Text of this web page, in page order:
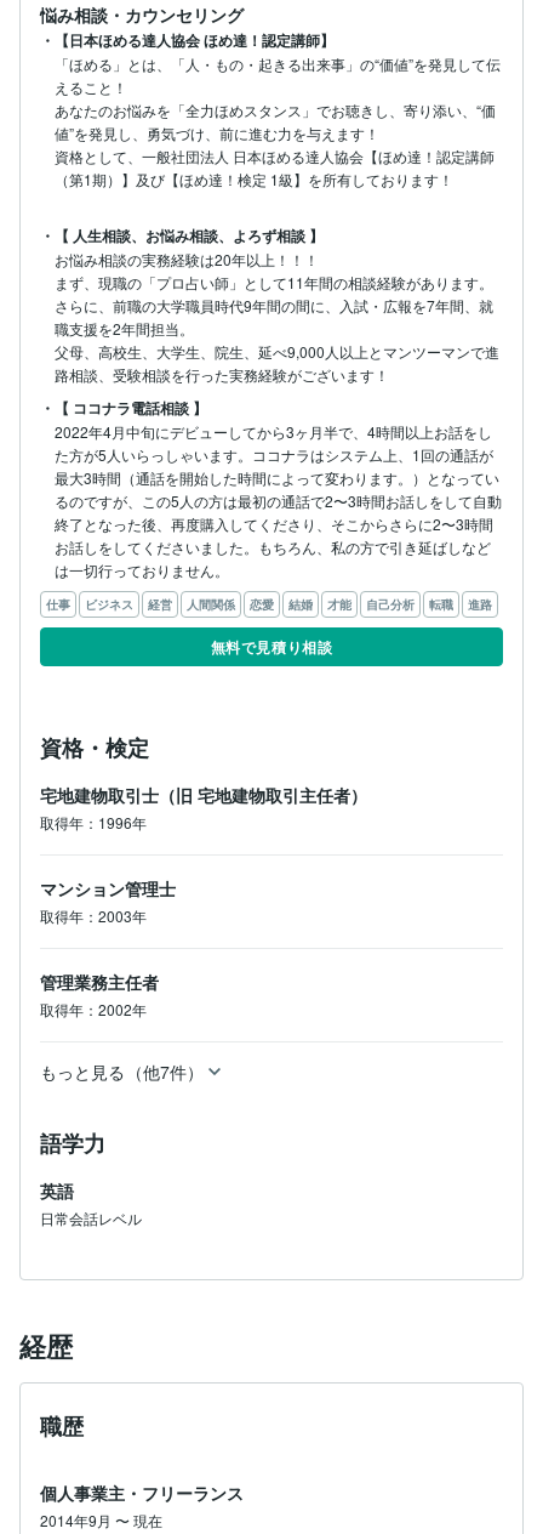
悩み相談・カウンセリング
・【日本ほめる達人協会 ほめ達！認定講師】
「ほめる」とは、「人・もの・起きる出来事」の“価値”を発見して伝
えること！
あなたのお悩みを「全力ほめスタンス」でお聴きし、寄り添い、“価
値”を発見し、勇気づけ、前に進む力を与えます！
資格として、一般社団法人 日本ほめる達人協会【ほめ達！認定講師
（第1期）】及び【ほめ達！検定 1級】を所有しております！
・【 人生相談、お悩み相談、よろず相談 】
お悩み相談の実務経験は20年以上！！！
まず、現職の「プロ占い師」として11年間の相談経験があります。
さらに、前職の大学職員時代9年間の間に、入試・広報を7年間、就
職支援を2年間担当。
父母、高校生、大学生、院生、延べ9,000人以上とマンツーマンで進
路相談、受験相談を行った実務経験がございます！
・【 ココナラ電話相談 】
2022年4月中旬にデビューしてから3ヶ月半で、4時間以上お話をし
た方が5人いらっしゃいます。ココナラはシステム上、1回の通話が
最大3時間（通話を開始した時間によって変わります。）となってい
るのですが、この5人の方は最初の通話で2〜3時間お話しをして自動
終了となった後、再度購入してくださり、そこからさらに2〜3時間
お話しをしてくださいました。もちろん、私の方で引き延ばしなど
は一切行っておりません。
仕事 ビジネス 経営 人間関係 恋愛 結婚 才能 自己分析 転職 進路
無料で見積り相談
資格・検定
宅地建物取引士（旧 宅地建物取引主任者）
取得年：1996年
マンション管理士
取得年：2003年
管理業務主任者
取得年：2002年
もっと見る（他7件）
語学力
英語
日常会話レベル
経歴
職歴
個人事業主・フリーランス
2014年9月 〜現在